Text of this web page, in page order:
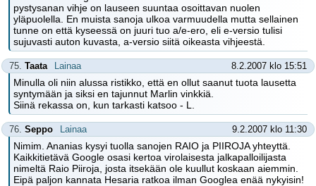
pystysanan vihje on lauseen suuntaa osoittavan nuolen
yläpuolella. En muista sanoja ulkoa varmuudella mutta sellainen
tunne on että kyseessä on juuri tuo a/e-ero, eli e-versio tulisi
sujuvasti auton kuvasta, a-versio siitä oikeasta vihjeestä.
75. Taata Lainaa 8.2.2007 klo 15:51
Minulla oli niin alussa ristikko, että en ollut saanut tuota lausetta
syntymään ja siksi en tajunnut Marlin vinkkiä.
Siinä rekassa on, kun tarkasti katsoo - L.
76. Seppo Lainaa 9.2.2007 klo 11:30
Nimim. Ananias kysyi tuolla sanojen RAIO ja PIIROJA yhteyttä.
Kaikkitietävä Google osasi kertoa virolaisesta jalkapalloilijasta
nimeltä Raio Piiroja, josta itsekään ole kuullut koskaan aiemmin.
Eipä paljon kannata Hesaria ratkoa ilman Googlea enää nykyisin!